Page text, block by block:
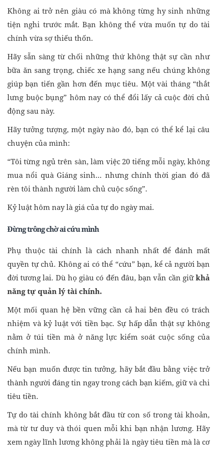
Không ai trở nên giàu có mà không từng hy sinh những
tiện nghi trước mắt. Bạn không thể vừa muốn tự do tài
chính vừa sợ thiếu thốn.
Hãy sẵn sàng từ chối những thứ không thật sự cần như
bữa ăn sang trọng, chiếc xe hạng sang nếu chúng không
giúp bạn tiến gần hơn đến mục tiêu. Một vài tháng “thắt
lưng buộc bụng” hôm nay có thể đổi lấy cả cuộc đời chủ
động sau này.
Hãy tưởng tượng, một ngày nào đó, bạn có thể kể lại câu
chuyện của mình:
“Tôi từng ngủ trên sàn, làm việc 20 tiếng mỗi ngày, không
mua nổi quà Giáng sinh… nhưng chính thời gian đó đã
rèn tôi thành người làm chủ cuộc sống”.
Kỷ luật hôm nay là giá của tự do ngày mai.
Đừng trông chờ ai cứu mình
Phụ thuộc tài chính là cách nhanh nhất để đánh mất
quyền tự chủ. Không ai có thể “cứu” bạn, kể cả người bạn
đời tương lai. Dù họ giàu có đến đâu, bạn vẫn cần giữkhả
năng tự quản lý tài chính.
Một mối quan hệ bền vững cần cả hai bên đều có trách
nhiệm và kỷ luật với tiền bạc. Sự hấp dẫn thật sự không
nằm ở túi tiền mà ở năng lực kiểm soát cuộc sống của
chính mình.
Nếu bạn muốn được tin tưởng, hãy bắt đầu bằng việc trở
thành người đáng tin ngay trong cách bạn kiếm, giữ và chi
tiêu tiền.
Tự do tài chính không bắt đầu từ con số trong tài khoản,
mà từ tư duy và thói quen mỗi khi bạn nhận lương. Hãy
xem ngày lĩnh lương không phải là ngày tiêu tiền mà là cơ